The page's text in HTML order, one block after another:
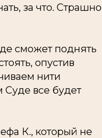
за что. Страшно
сможет поднять
опустив
нити
Суде все будет
К., который не